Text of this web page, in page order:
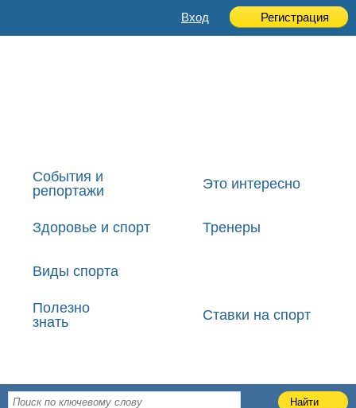
Вход Регистрация
События и
репортажи
Это интересно
Здоровье и спорт Тренеры
Виды спорта
Полезно
знать
Ставки на спорт